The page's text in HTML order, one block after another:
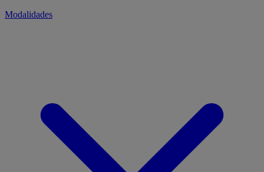
Modalidades